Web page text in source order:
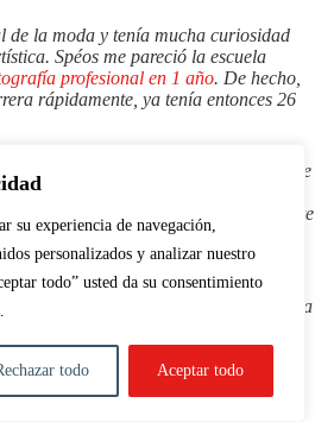
su experiencia de navegación,
personalizados y analizar nuestro
todo” usted da su consentimiento
todo Aceptar todo
de la moda y tenía mucha curiosidad
Spéos me pareció la escuela
profesional en 1 año. De hecho,
rápidamente, ya tenía entonces 26
Identidad Visual diferenció a Spéos de
a este curso y a su profesor, que me
artístico y a desarrollar mi ya fuerte
fotógrafo profesional con sede en
Prix PICTO Jeune Photographie de la